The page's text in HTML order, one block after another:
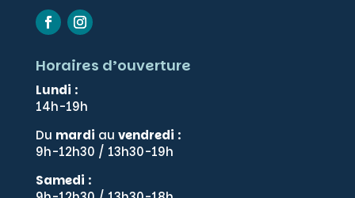
Horaires d’ouverture
Lundi :
14h-19h
Du mardi au vendredi :
9h-12h30 / 13h30-19h
Samedi :